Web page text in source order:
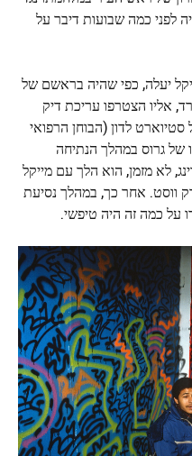
לפני כמה שבועות דיבר על
יעלה, כפי שהיה בראשם של
אליו הצטרפו עריכת דיק
סטיוארט לדון (הבוחן הרפואי
של גרוס במהלך הנתיחה
לא מזמן, הוא הלך עם מייקל
ווסט. אחר כך, במהלך נסיעת
על כמה זה היה טיפשי.